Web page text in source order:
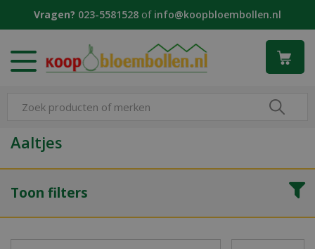
Vragen? 023-5581528 of info@koopbloembollen.nl
Aaltjes
Toon filters